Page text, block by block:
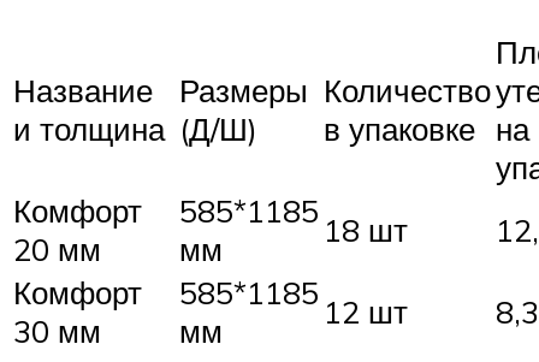
Название
и толщина
Размеры
(Д/Ш)
Количество
в упаковке на
Комфорт
20 мм
585*1185
мм
18 шт
Комфорт
30 мм
585*1185
мм
12 шт